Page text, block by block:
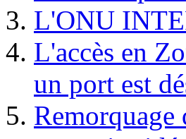
L'ONU
L'accès en
un port est